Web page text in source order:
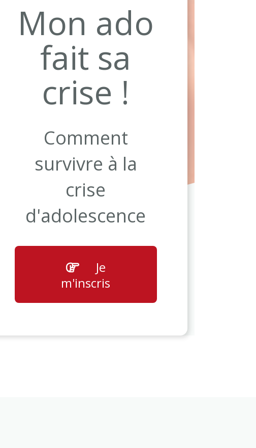
Mon ado
fait sa
crise !
Comment
survivre à la
crise
d'adolescence
Je
m'inscris